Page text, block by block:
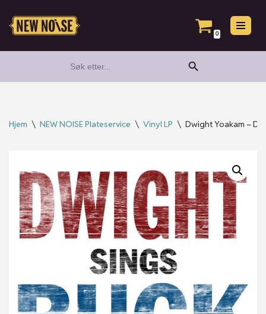
Hopp
0
for:
Search Button
Hjem \ NEW NOISE Plateservice \ Vinyl LP \ Dwight Yoakam –